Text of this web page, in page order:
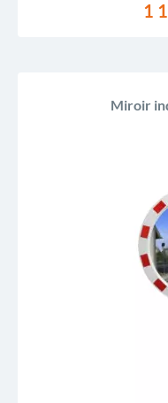
1
Miroir